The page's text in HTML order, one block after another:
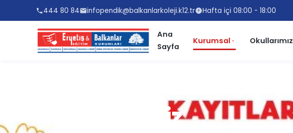
444 80 84 infopendik@balkanlarkoleji.k12.tr Hafta içi 08:00 - 18:00
Ana
Sayfa
Kurumsal Okullarımız
Hedeflerimiz